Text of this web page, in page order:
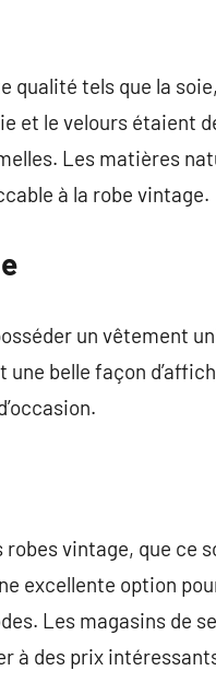
tels que la
et le velours étaient
Les matières
à la robe vintage.
un vêtement
belle façon
vintage, que ce
excellente option
Les magasins de
à des prix